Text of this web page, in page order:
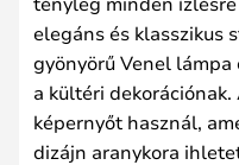
elegáns és klasszikus
gyönyörű Venel
a kültéri
képernyőt használ,
dizájn aranykora